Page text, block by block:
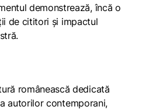
demonstrează, încă o
de cititori și impactul
românească dedicată
autorilor contemporani,